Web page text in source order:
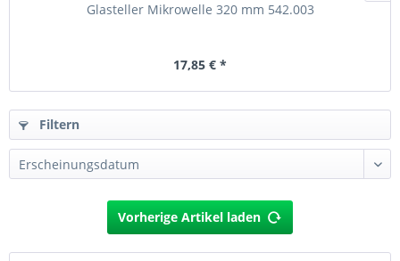
Glasteller Mikrowelle 320 mm 542.003
17,85 € *
Filtern
Vorherige Artikel laden